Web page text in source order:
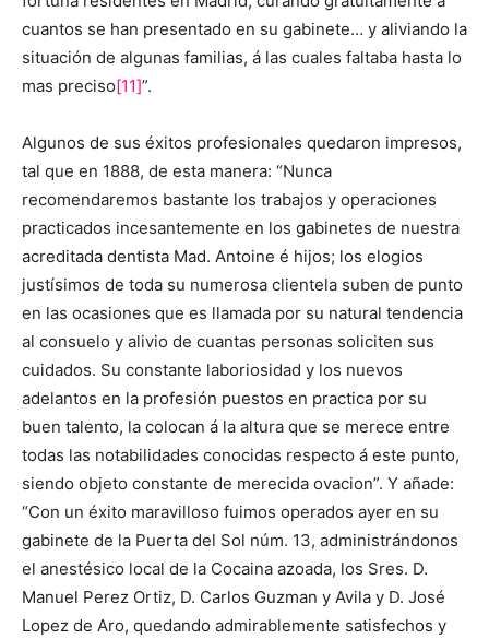
cuantos se han presentado en su gabinete… y aliviando la
situación de algunas familias, á las cuales faltaba hasta lo
mas preciso[11]”.
Algunos de sus éxitos profesionales quedaron impresos,
tal que en 1888, de esta manera: “Nunca
recomendaremos bastante los trabajos y operaciones
practicados incesantemente en los gabinetes de nuestra
acreditada dentista Mad. Antoine é hijos; los elogios
justísimos de toda su numerosa clientela suben de punto
en las ocasiones que es llamada por su natural tendencia
al consuelo y alivio de cuantas personas soliciten sus
cuidados. Su constante laboriosidad y los nuevos
adelantos en la profesión puestos en practica por su
buen talento, la colocan á la altura que se merece entre
todas las notabilidades conocidas respecto á este punto,
siendo objeto constante de merecida ovacion”. Y añade:
“Con un éxito maravilloso fuimos operados ayer en su
gabinete de la Puerta del Sol núm. 13, administrándonos
el anestésico local de la Cocaina azoada, los Sres. D.
Manuel Perez Ortiz, D. Carlos Guzman y Avila y D. José
Lopez de Aro, quedando admirablemente satisfechos y